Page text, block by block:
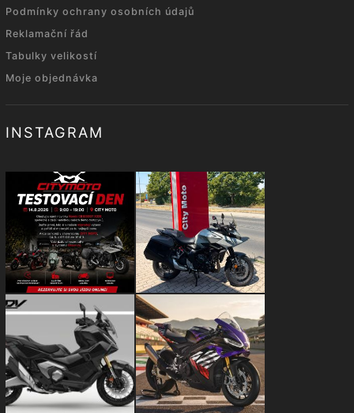
Podmínky ochrany osobních údajů
Reklamační řád
Tabulky velikostí
Moje objednávka
INSTAGRAM